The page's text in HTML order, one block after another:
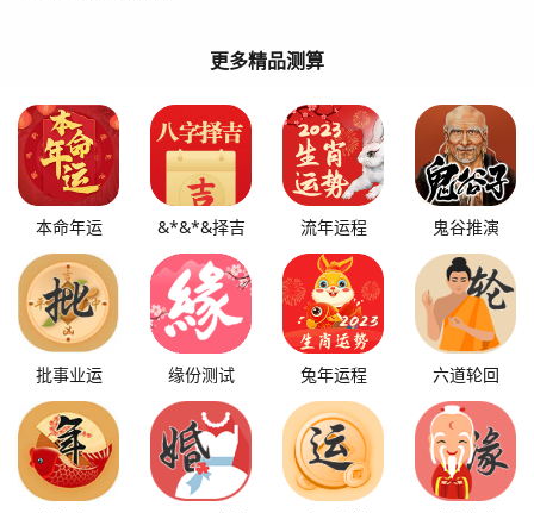
更多精品测算
本命年运 &*&*&择吉 流年运程 鬼谷推演
批事业运 缘份测试 兔年运程 六道轮回